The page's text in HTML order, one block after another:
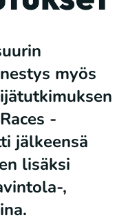
myös
-
jälkeensä
lisäksi
,